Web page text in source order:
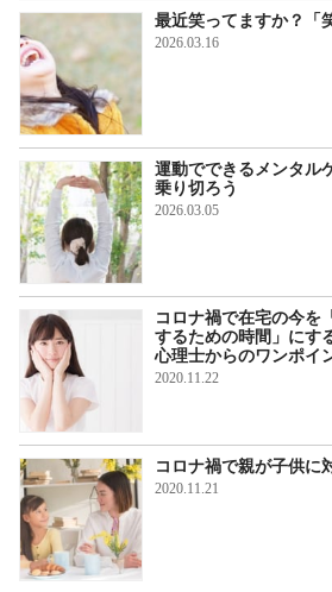
最近笑ってますか？「
2026.03.16
運動でできるメンタル
乗り切ろう
2026.03.05
コロナ禍で在宅の今を
するための時間」に
心理士からのワンポイ
2020.11.22
コロナ禍で親が子供に
2020.11.21